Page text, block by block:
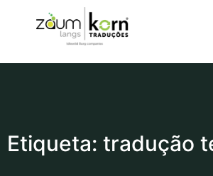
Etiqueta: tradução